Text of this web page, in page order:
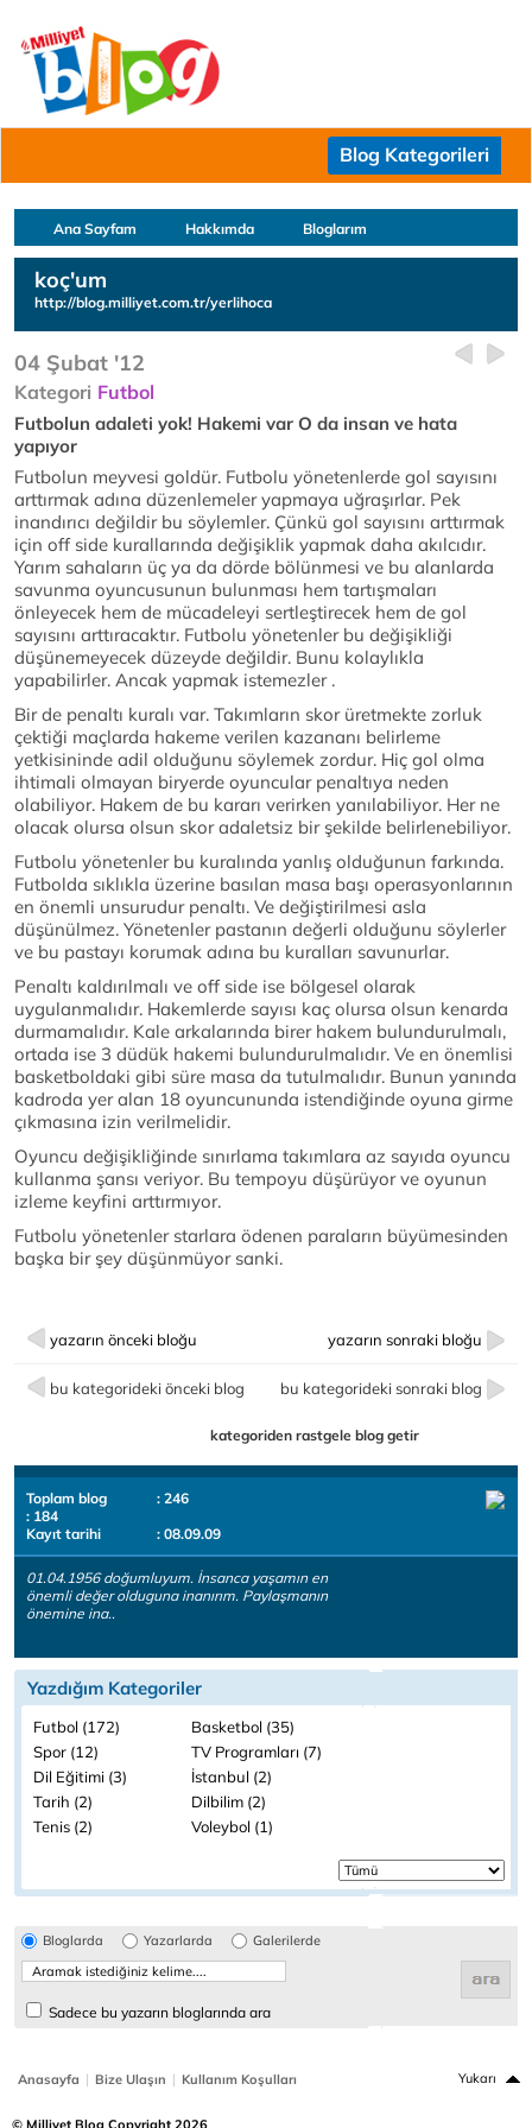
Blog Kategorileri
Ana Sayfam Hakkımda Bloglarım
koç'um
http://blog.milliyet.com.tr/yerlihoca
04 Şubat '12
Kategori Futbol
Futbolun adaleti yok! Hakemi var O da insan ve hata
yapıyor
Futbolun meyvesi goldür. Futbolu yönetenlerde gol sayısını
arttırmak adına düzenlemeler yapmaya uğraşırlar. Pek
inandırıcı değildir bu söylemler. Çünkü gol sayısını arttırmak
için off side kurallarında değişiklik yapmak daha akılcıdır.
Yarım sahaların üç ya da dörde bölünmesi ve bu alanlarda
savunma oyuncusunun bulunması hem tartışmaları
önleyecek hem de mücadeleyi sertleştirecek hem de gol
sayısını arttıracaktır. Futbolu yönetenler bu değişikliği
düşünemeyecek düzeyde değildir. Bunu kolaylıkla
yapabilirler. Ancak yapmak istemezler .
Bir de penaltı kuralı var. Takımların skor üretmekte zorluk
çektiği maçlarda hakeme verilen kazananı belirleme
yetkisininde adil olduğunu söylemek zordur. Hiç gol olma
ihtimali olmayan biryerde oyuncular penaltıya neden
olabiliyor. Hakem de bu kararı verirken yanılabiliyor. Her ne
olacak olursa olsun skor adaletsiz bir şekilde belirlenebiliyor.
Futbolu yönetenler bu kuralında yanlış olduğunun farkında.
Futbolda sıklıkla üzerine basılan masa başı operasyonlarının
en önemli unsurudur penaltı. Ve değiştirilmesi asla
düşünülmez. Yönetenler pastanın değerli olduğunu söylerler
ve bu pastayı korumak adına bu kuralları savunurlar.
Penaltı kaldırılmalı ve off side ise bölgesel olarak
uygulanmalıdır. Hakemlerde sayısı kaç olursa olsun kenarda
durmamalıdır. Kale arkalarında birer hakem bulundurulmalı,
ortada ise 3 düdük hakemi bulundurulmalıdır. Ve en önemlisi
basketboldaki gibi süre masa da tutulmalıdır. Bunun yanında
kadroda yer alan 18 oyuncununda istendiğinde oyuna girme
çıkmasına izin verilmelidir.
Oyuncu değişikliğinde sınırlama takımlara az sayıda oyuncu
kullanma şansı veriyor. Bu tempoyu düşürüyor ve oyunun
izleme keyfini arttırmıyor.
Futbolu yönetenler starlara ödenen paraların büyümesinden
başka bir şey düşünmüyor sanki.
yazarın önceki bloğu yazarın sonraki bloğu
bu kategorideki önceki blog bu kategorideki sonraki blog
kategoriden rastgele blog getir
Toplam blog
: 246
: 184
Kayıt tarihi
: 08.09.09
01.04.1956 doğumluyum. İnsanca yaşamın en
önemli değer olduguna inanırım. Paylaşmanın
önemine ina..
Yazdığım Kategoriler
Futbol (172)
Basketbol (35)
Spor (12)
TV Programları (7)
Dil Eğitimi (3)
İstanbul (2)
Tarih (2)
Dilbilim (2)
Tenis (2)
Voleybol (1)
Bloglarda Yazarlarda Galerilerde
Sadece bu yazarın bloglarında ara
Anasayfa | Bize Ulaşın | Kullanım Koşulları Yukarı
© Milliyet Blog Copyright 2026